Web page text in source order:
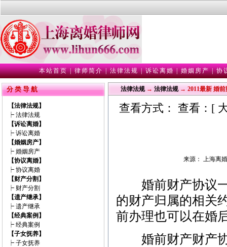
本站首页|律师简介|法律法规|诉讼离婚|婚姻房产|协
分 类 导 航
【法律法规】
┝ 法律法规
【诉讼离婚】
┝ 诉讼离婚
【婚姻房产】
┝ 婚姻房产
【协议离婚】
┝ 协议离婚
【财产分割】
┝ 财产分割
【遗产继承】
┝ 遗产继承
【经典案例】
┝ 经典案例
【子女抚养】
┝ 子女抚养
法律法规→ 法律法规→ 2011最新 婚前
查看方式： 查看：[
来源： 上海离
婚前财产协议一
的财产归属的相关
前办理也可以在婚
婚前财产财产协